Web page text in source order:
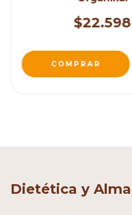
$22.598
Dietética y